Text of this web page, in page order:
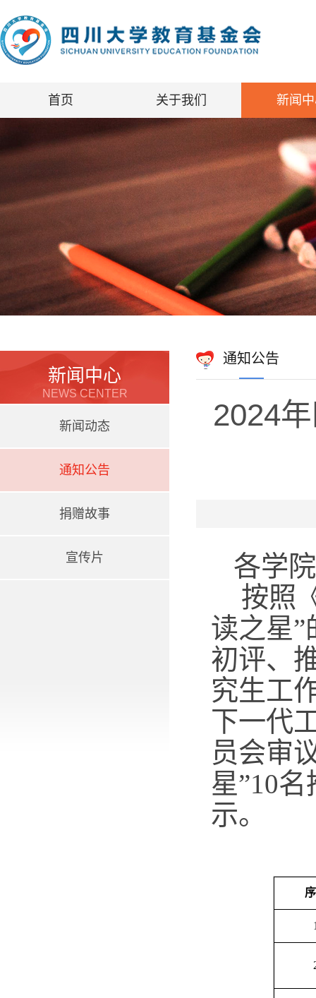
首页 关于我们 新闻
新闻中心
NEWS CENTER
新闻动态
通知公告
捐赠故事
宣传片
通知公告
2024
各学
按照
读之星”
初评、
究生工
下一代
员会审
星”10
示。